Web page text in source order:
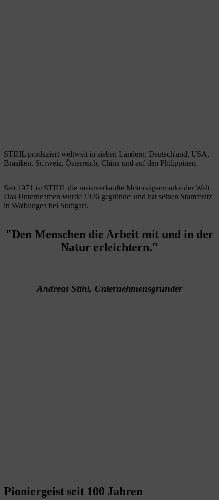
STIHL produziert weltweit in sieben Ländern: Deutschland, USA,
Brasilien, Schweiz, Österreich, China und auf den Philippinen.
Seit 1971 ist STIHL die meistverkaufte Motorsägenmarke der Welt.
Das Unternehmen wurde 1926 gegründet und hat seinen Stammsitz
in Waiblingen bei Stuttgart.
"Den Menschen die Arbeit mit und in der
Natur erleichtern."
Andreas Stihl, Unternehmensgründer
Pioniergeist seit 100 Jahren